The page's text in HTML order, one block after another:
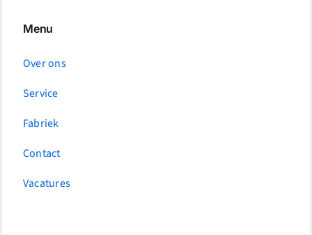
Menu
Over ons
Service
Fabriek
Contact
Vacatures